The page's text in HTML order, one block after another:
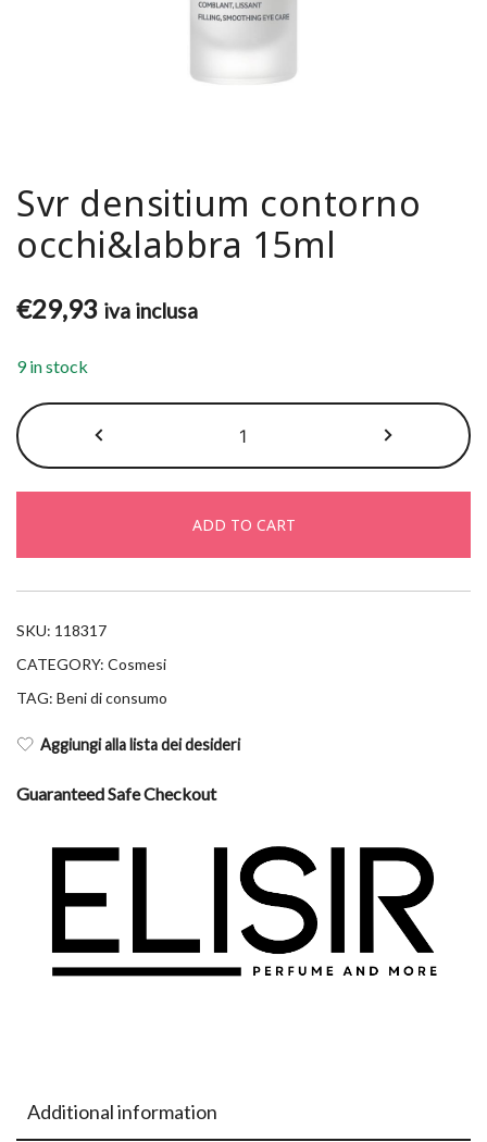
Svr densitium contorno
occhi&labbra 15ml
€29,93 iva inclusa
9 in stock
densitium
contorno
15ml
quantity
ADD TO CART
SKU: 118317
CATEGORY: Cosmesi
TAG: Beni di consumo
Aggiungi alla lista dei desideri
Guaranteed Safe Checkout
Additional information